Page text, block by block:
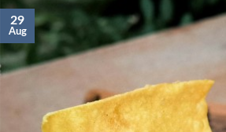
29
Aug